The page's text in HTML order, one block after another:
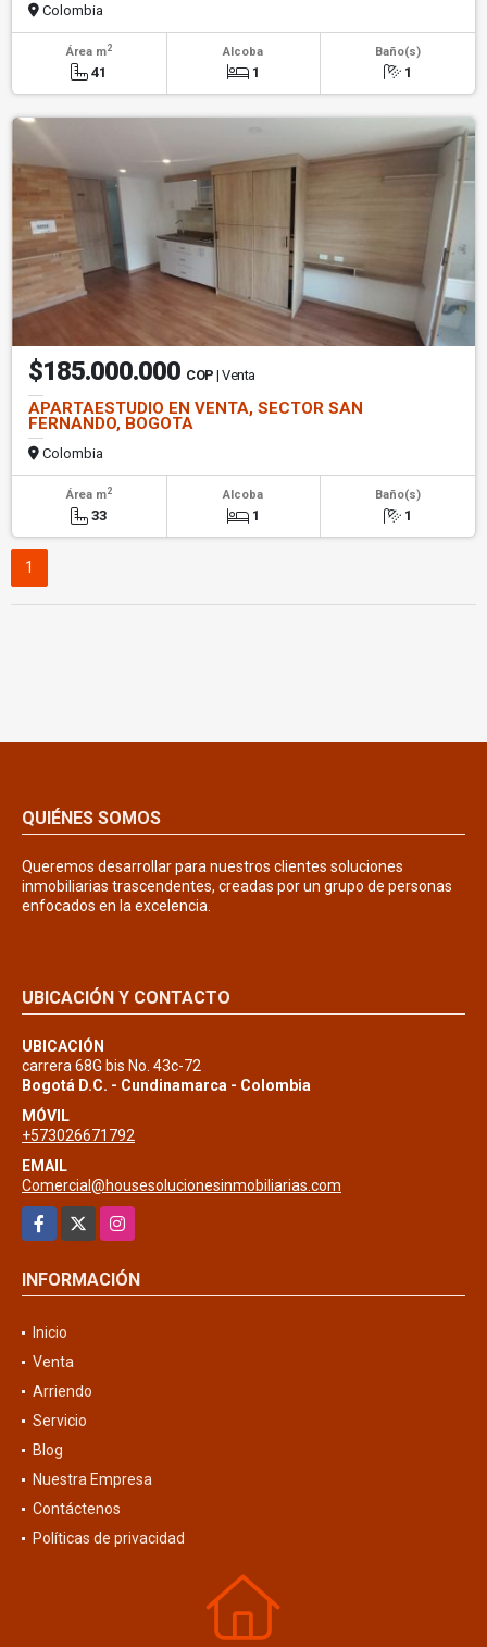
Colombia
Área m2
41
Alcoba
1
Baño(s)
1
$185.000.000 COP | Venta
APARTAESTUDIO EN VENTA, SECTOR SAN
FERNANDO, BOGOTA
Colombia
Área m2
33
Alcoba
1
Baño(s)
1
1
QUIÉNES SOMOS
Queremos desarrollar para nuestros clientes soluciones
inmobiliarias trascendentes, creadas por un grupo de personas
enfocados en la excelencia.
UBICACIÓN Y CONTACTO
UBICACIÓN
carrera 68G bis No. 43c-72
Bogotá D.C. - Cundinamarca - Colombia
MÓVIL
+573026671792
EMAIL
Comercial@housesolucionesinmobiliarias.com
Facebook
Instagram
INFORMACIÓN
Inicio
Venta
Arriendo
Servicio
Blog
Nuestra Empresa
Contáctenos
Políticas de privacidad